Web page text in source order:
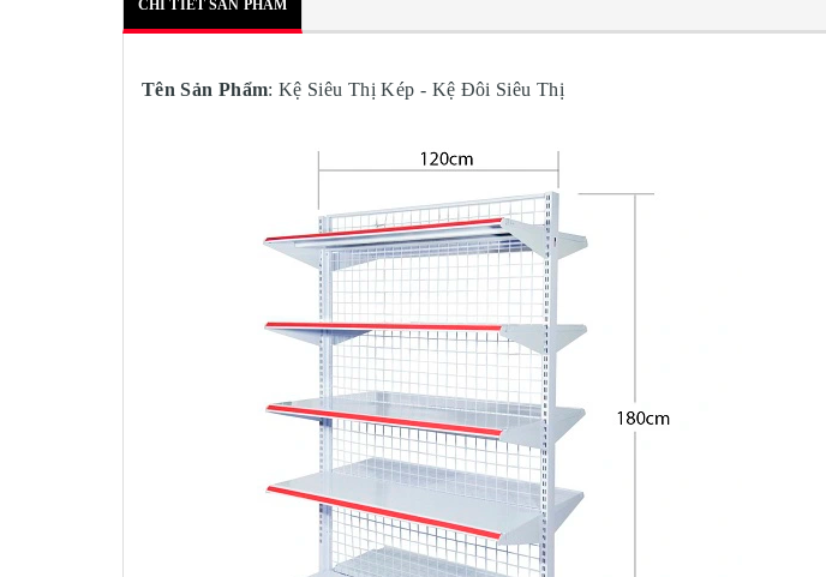
CHI TIẾT SẢN PHẨM
Tên Sản Phẩm: Kệ Siêu Thị Kép - Kệ Đôi Siêu Thị